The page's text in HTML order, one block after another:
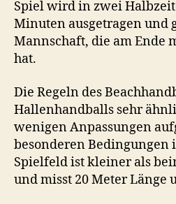
Spiel wird in zwei
Minuten ausgetragen und
Mannschaft, die am Ende
hat.
Die Regeln des
Hallenhandballs sehr
wenigen Anpassungen
besonderen Bedingungen
Spielfeld ist kleiner als
und misst 20 Meter Länge